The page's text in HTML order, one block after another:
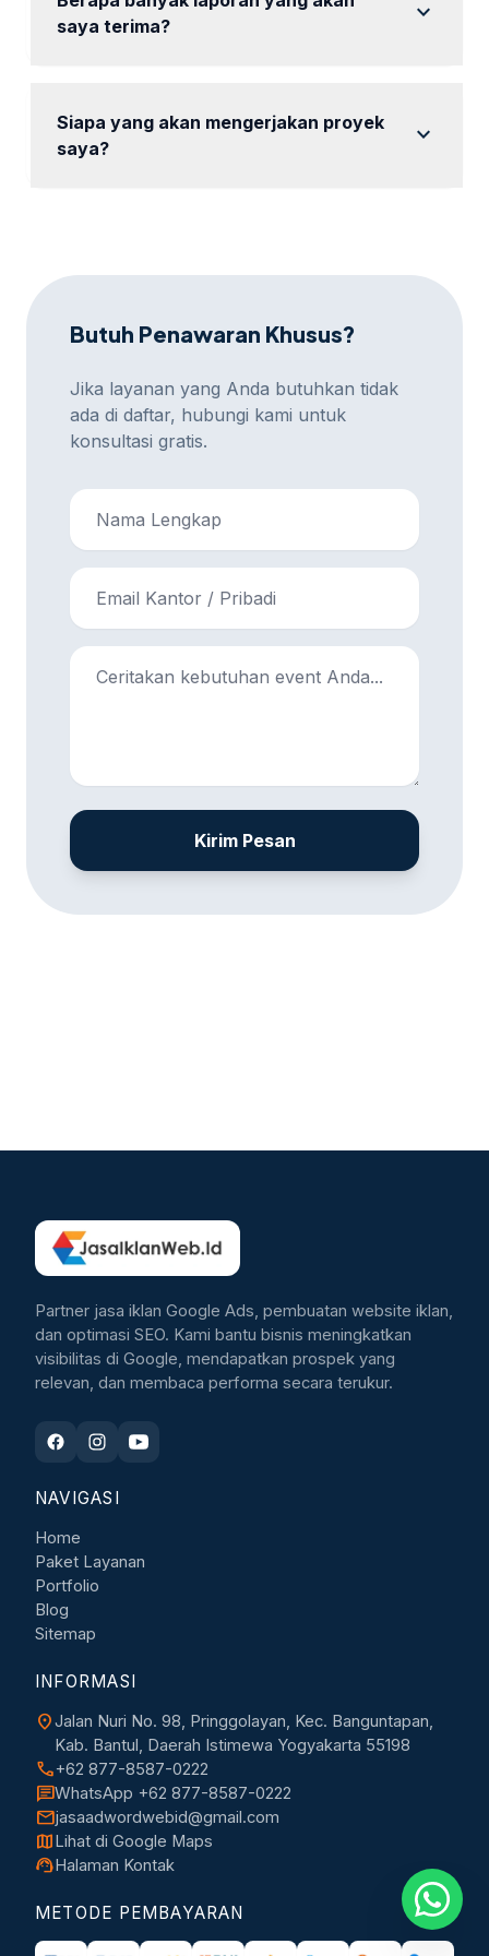
saya terima?
expand_more
Siapa yang akan mengerjakan proyek
saya?
expand_more
Butuh Penawaran Khusus?
Jika layanan yang Anda butuhkan tidak
ada di daftar, hubungi kami untuk
konsultasi gratis.
Kirim Pesan
Partner jasa iklan Google Ads, pembuatan website iklan,
dan optimasi SEO. Kami bantu bisnis meningkatkan
visibilitas di Google, mendapatkan prospek yang
relevan, dan membaca performa secara terukur.
NAVIGASI
Home
Paket Layanan
Portfolio
Blog
Sitemap
INFORMASI
location_onJalan Nuri No. 98, Pringgolayan, Kec. Banguntapan,
Kab. Bantul, Daerah Istimewa Yogyakarta 55198
call+62 877-8587-0222
chatWhatsApp +62 877-8587-0222
mailjasaadwordwebid@gmail.com
mapLihat di Google Maps
support_agentHalaman Kontak
METODE PEMBAYARAN